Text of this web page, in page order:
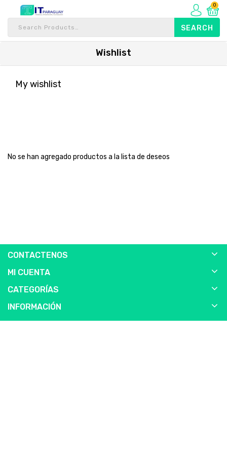
0
Wishlist
My wishlist
No se han agregado productos a la lista de deseos
CONTACTENOS
MI CUENTA
CATEGORÍAS
INFORMACIÓN